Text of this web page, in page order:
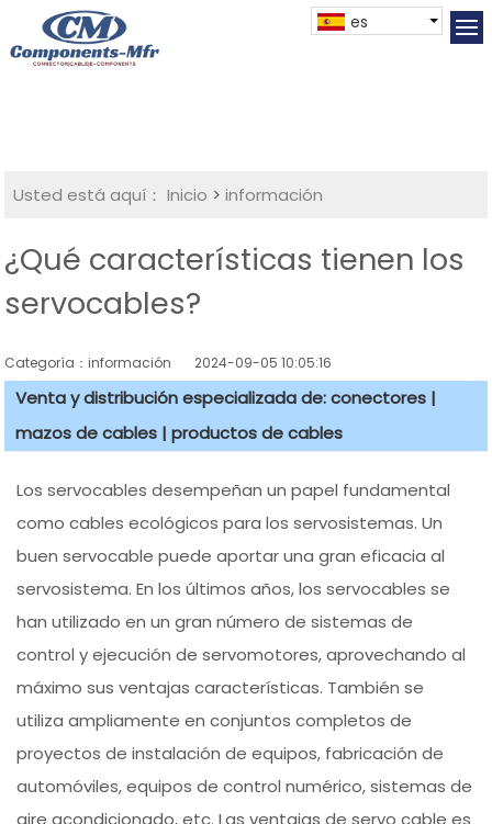
es
Usted está aquí： Inicio >información
¿Qué características tienen los
servocables?
Categoría：información 2024-09-05 10:05:16
Venta y distribución especializada de: conectores |
mazos de cables | productos de cables
Los servocables desempeñan un papel fundamental
como cables ecológicos para los servosistemas. Un
buen servocable puede aportar una gran eficacia al
servosistema. En los últimos años, los servocables se
han utilizado en un gran número de sistemas de
control y ejecución de servomotores, aprovechando al
máximo sus ventajas características. También se
utiliza ampliamente en conjuntos completos de
proyectos de instalación de equipos, fabricación de
automóviles, equipos de control numérico, sistemas de
aire acondicionado, etc. Las ventajas de servo cable es